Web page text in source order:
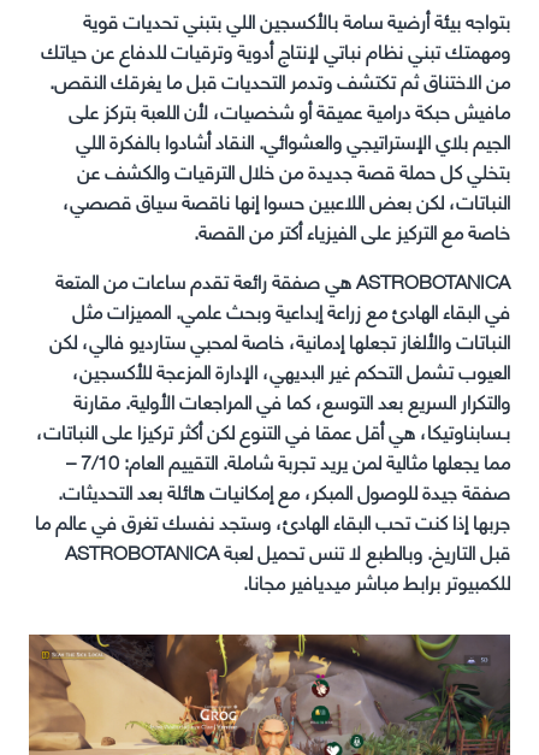
بتواجه بيئة أرضية سامة بالأكسجين اللي بتبني تحديات قوية
ومهمتك تبني نظام نباتي لإنتاج أدوية وترقيات للدفاع عن حياتك
من الاختناق ثم تكتشف وتدمر التحديات قبل ما يغرقك النقص.
مافيش حبكة درامية عميقة أو شخصيات، لأن اللعبة بتركز على
الجيم بلاي الإستراتيجي والعشوائي. النقاد أشادوا بالفكرة اللي
بتخلي كل حملة قصة جديدة من خلال الترقيات والكشف عن
النباتات، لكن بعض اللاعبين حسوا إنها ناقصة سياق قصصي،
خاصة مع التركيز على الفيزياء أكتر من القصة.
ASTROBOTANICA هي صفقة رائعة تقدم ساعات من المتعة
في البقاء الهادئ مع زراعة إبداعية وبحث علمي. المميزات مثل
النباتات والألغاز تجعلها إدمانية، خاصة لمحبي ستارديو فالي، لكن
العيوب تشمل التحكم غير البديهي، الإدارة المزعجة للأكسجين،
والتكرار السريع بعد التوسع، كما في المراجعات الأولية. مقارنة
بـسابناوتيكا، هي أقل عمقا في التنوع لكن أكثر تركيزا على النباتات،
مما يجعلها مثالية لمن يريد تجربة شاملة. التقييم العام: 7/10 –
صفقة جيدة للوصول المبكر، مع إمكانيات هائلة بعد التحديثات.
جربها إذا كنت تحب البقاء الهادئ، وستجد نفسك تغرق في عالم ما
قبل التاريخ. وبالطبع لا تنس تحميل لعبة ASTROBOTANICA
للكمبيوتر برابط مباشر ميديافير مجانا.